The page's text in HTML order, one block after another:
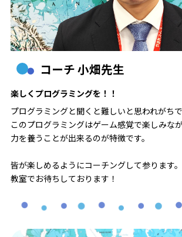
コーチ 小畑先生
楽しくプログラミングを！！
プログラミングと聞くと難しいと思われがちで
このプログラミングはゲーム感覚で楽しみな
力を養うことが出来るのが特徴です。
皆が楽しめるようにコーチングして参ります。
教室でお待ちしております！